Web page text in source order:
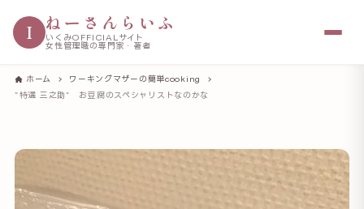
I ねーさんらいふ
いくみOFFICIALサイト
女性管理職の専門家・著者
ホーム
ワーキングマザーの簡単cooking
”特選 三之助” お豆腐のスペシャリストなのかな